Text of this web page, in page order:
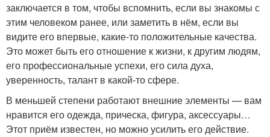
заключается в том, чтобы вспомнить, если вы знакомы с
этим человеком ранее, или заметить в нём, если вы
видите его впервые, какие-то положительные качества.
Это может быть его отношение к жизни, к другим людям,
его профессиональные успехи, его сила духа,
уверенность, талант в какой-то сфере.
В меньшей степени работают внешние элементы — вам
нравится его одежда, прическа, фигура, аксессуары…
Этот приём известен, но можно усилить его действие.